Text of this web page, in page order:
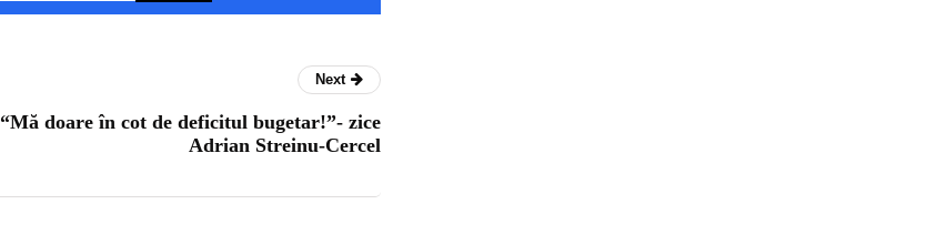
Next
“Mă doare în cot de deficitul bugetar!”- zice
Adrian Streinu-Cercel